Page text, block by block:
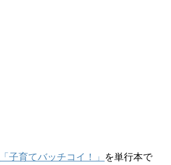
「子育てバッチコイ！」 を単行本で